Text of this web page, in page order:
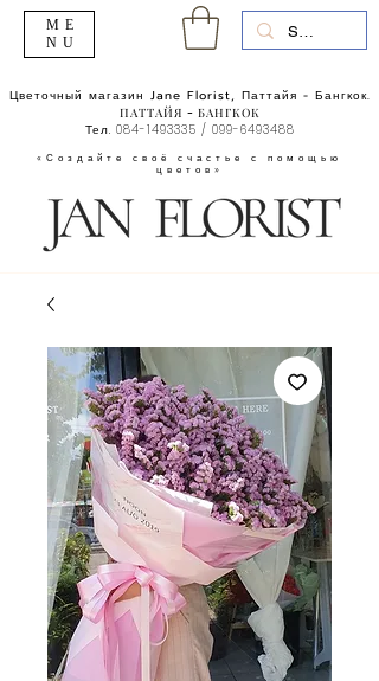
«Создайте своё счастье с помощью
цветов»
Цветочный магазин Jane Florist, Паттайя - Бангкок.
ПАТТАЙЯ - БАНГКОК
Тел. 084-1493335 / 099-6493488
ME
NU